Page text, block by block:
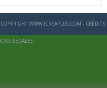
WWW.ICREAPLUS.COM - CRÉDITS
LÉGALES